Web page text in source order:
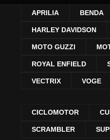
APRILIA BENDA
HARLEY DAVIDSON
MOTO GUZZI
ROYAL ENFIELD
VECTRIX VOGE
CICLOMOTOR
SCRAMBLER